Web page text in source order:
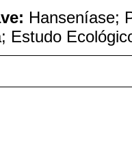
Hanseníase;
Estudo